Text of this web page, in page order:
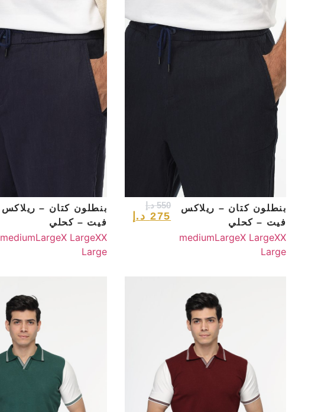
بنطلون كتان – ريلاكس
فيت – كحلي
550 د.إ
275 د.إ
mediumLargeX LargeXX
Large
بنطلون كتان – ريلاكس
فيت – كحلي
mediumLargeX LargeXX
Large